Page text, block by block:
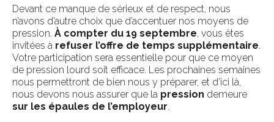
Devant ce manque de sérieux et de respect, nous
n’avons d’autre choix que d’accentuer nos moyens de
pression. À compter du 19 septembre, vous êtes
invitées à refuser l’offre de temps supplémentaire.
Votre participation sera essentielle pour que ce moyen
de pression lourd soit efficace. Les prochaines semaines
nous permettront de bien nous y préparer, et d’ici là,
nous devons nous assurer que la pression demeure
sur les épaules de l’employeur.